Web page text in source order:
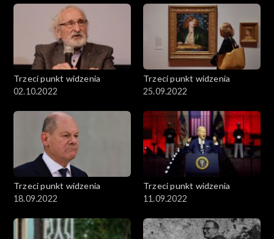
Trzeci punkt widzenia
02.10.2022
Trzeci punkt widzenia
25.09.2022
Trzeci punkt widzenia
18.09.2022
Trzeci punkt widzenia
11.09.2022